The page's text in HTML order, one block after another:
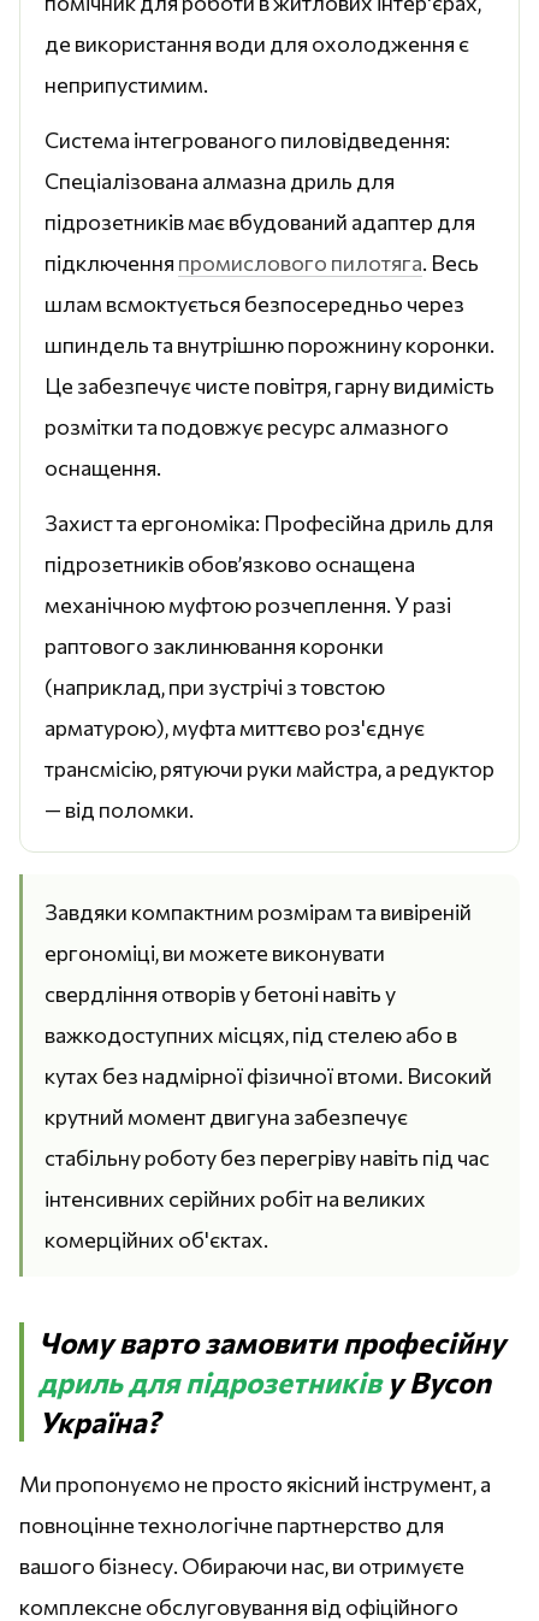
де використання води для охолодження є
неприпустимим.
Система інтегрованого пиловідведення:
Спеціалізована алмазна дриль для
підрозетників має вбудований адаптер для
підключення промислового пилотяга. Весь
шлам всмоктується безпосередньо через
шпиндель та внутрішню порожнину коронки.
Це забезпечує чисте повітря, гарну видимість
розмітки та подовжує ресурс алмазного
оснащення.
Захист та ергономіка: Професійна дриль для
підрозетників обов’язково оснащена
механічною муфтою розчеплення. У разі
раптового заклинювання коронки
(наприклад, при зустрічі з товстою
арматурою), муфта миттєво роз'єднує
трансмісію, рятуючи руки майстра, а редуктор
— від поломки.
Завдяки компактним розмірам та вивіреній
ергономіці, ви можете виконувати
свердління отворів у бетоні навіть у
важкодоступних місцях, під стелею або в
кутах без надмірної фізичної втоми. Високий
крутний момент двигуна забезпечує
стабільну роботу без перегріву навіть під час
інтенсивних серійних робіт на великих
комерційних об'єктах.
Чому варто замовити професійну
дриль для підрозетниківу Bycon
Україна?
Ми пропонуємо не просто якісний інструмент, а
повноцінне технологічне партнерство для
вашого бізнесу. Обираючи нас, ви отримуєте
комплексне обслуговування від офіційного